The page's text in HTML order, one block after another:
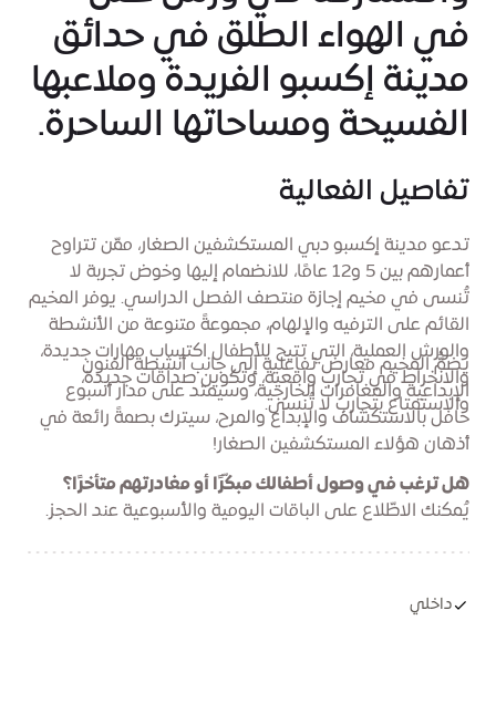
في الهواء الطلق في حدائق
مدينة إكسبو الفريدة وملاعبها
الفسيحة ومساحاتها الساحرة.
تفاصيل الفعالية
تدعو مدينة إكسبو دبي المستكشفين الصغار، ممّن تتراوح
أعمارهم بين 5 و12 عامًا، للانضمام إليها وخوض تجربة لا
تُنسى في مخيم إجازة منتصف الفصل الدراسي. يوفر المخيم
القائم على الترفيه والإلهام، مجموعةً متنوعة من الأنشطة
والورش العملية، التي تتيح للأطفال اكتساب مهارات جديدة،
والانخراط في تجارب واقعية، وتكوين صداقات جديدة،
والاستمتاع بتجارب لا تُنسى.
يضمُّ المخيم معارض تفاعلية إلى جانب أنشطة الفنون
الإبداعية والمغامرات الخارجية، وسيمتد على مدار أسبوع
حافل بالاستكشاف والإبداع والمرح، سيترك بصمةً رائعة في
أذهان هؤلاء المستكشفين الصغار!
هل ترغب في وصول أطفالك مبكّرًا أو مغادرتهم متأخرًا؟
يُمكنك الاطّلاع على الباقات اليومية والأسبوعية عند الحجز.
داخلي